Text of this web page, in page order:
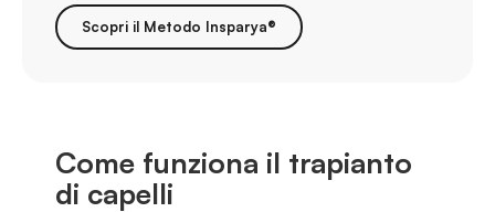
Scopri il Metodo Insparya®
Come funziona il trapianto
di capelli